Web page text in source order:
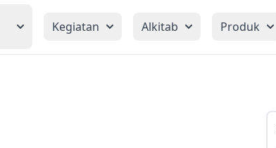
Kegiatan Alkitab Produk